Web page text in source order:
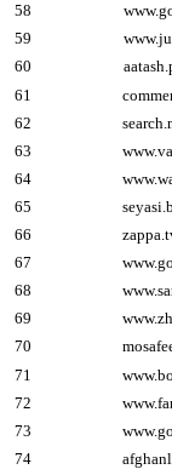
58
59
60
61
62
63
64
65
66
67
68
69
70
71
72
73
74